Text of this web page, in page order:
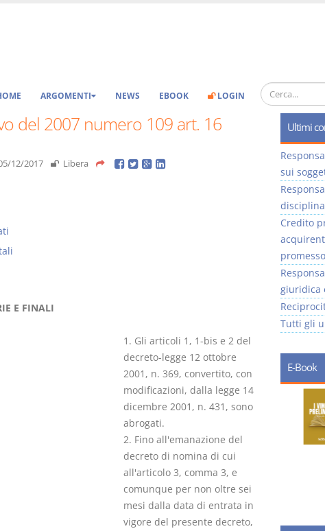
ARGOMENTI NEWS EBOOK LOGIN
del 2007 numero 109 art. 16
12/2017 Libera
E FINALI
1. Gli articoli 1, 1-bis e 2 del
decreto-legge 12 ottobre
2001, n. 369, convertito, con
modificazioni, dalla legge 14
dicembre 2001, n. 431, sono
abrogati.
2. Fino all'emanazione del
decreto di nomina di cui
all'articolo 3, comma 3, e
comunque per non oltre sei
mesi dalla data di entrata in
vigore del presente decreto,
Ultimi
sui
Credito
giuridica
Tutti gli
E-Book
Le Società di
Persone
D. Minussi
Versione ebook
(iva incl.)